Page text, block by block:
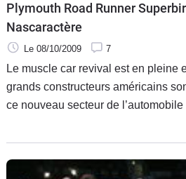
Plymouth Road Runner
Nascaractère
Le 08/10/2009 7
Le muscle car revival est en pleine
grands constructeurs américains
ce nouveau secteur de l’automobile
Camaro